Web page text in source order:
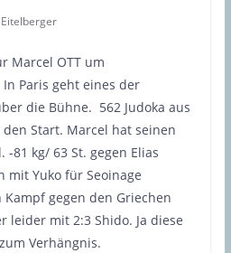
Marcel OTT um
Paris geht eines der
die Bühne. 562 Judoka aus
Start. Marcel hat seinen
81 kg/ 63 St. gegen Elias
mit Yuko für Seoinage
gegen den Griechen
leider mit 2:3 Shido. Ja diese
Verhängnis.